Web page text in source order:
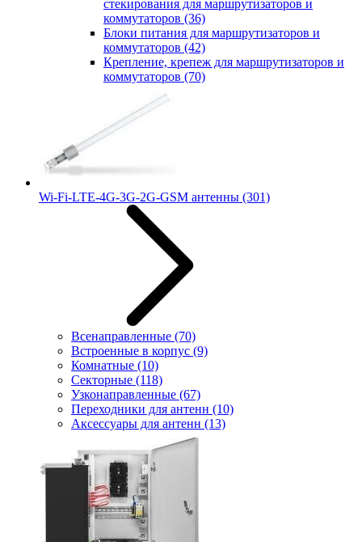
стекирования для маршрутизаторов и
коммутаторов (36)
Блоки питания для маршрутизаторов и
коммутаторов (42)
Крепление, крепеж для маршрутизаторов и
коммутаторов (70)
Wi-Fi-LTE-4G-3G-2G-GSM антенны (301)
Всенаправленные (70)
Встроенные в корпус (9)
Комнатные (10)
Секторные (118)
Узконаправленные (67)
Переходники для антенн (10)
Аксессуары для антенн (13)